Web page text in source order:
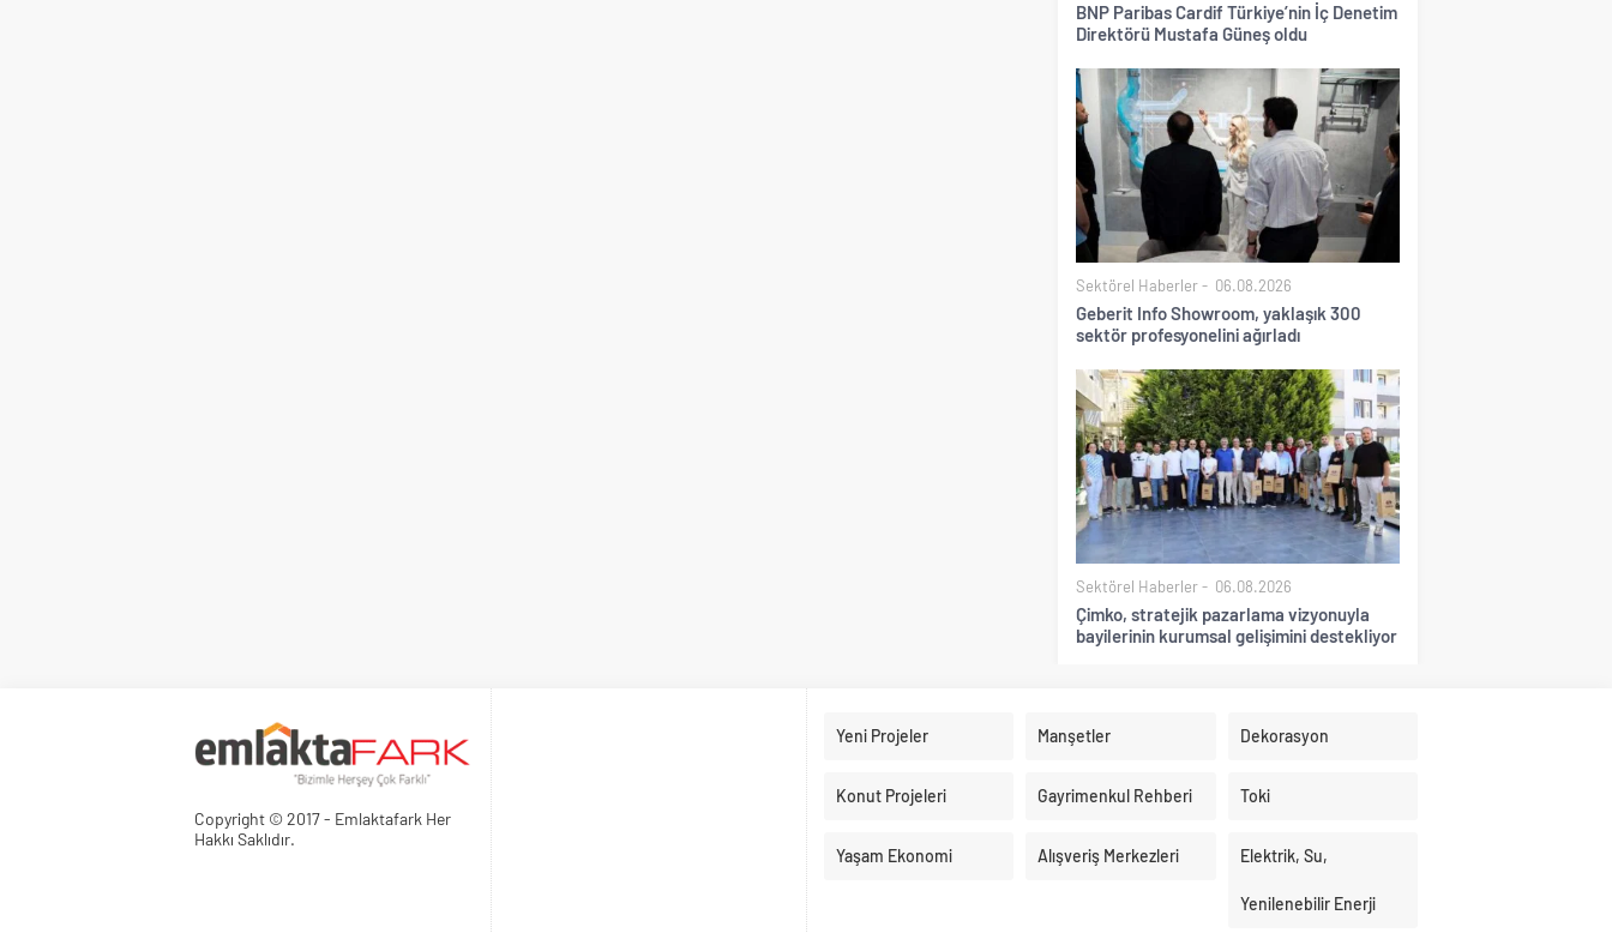
BNP Paribas Cardif Türkiye’nin İç Denetim
Direktörü Mustafa Güneş oldu
Sektörel Haberler 06.08.2026
Geberit Info Showroom, yaklaşık 300
sektör profesyonelini ağırladı
Sektörel Haberler 06.08.2026
Çimko, stratejik pazarlama vizyonuyla
bayilerinin kurumsal gelişimini destekliyor
Copyright © 2017 - Emlaktafark Her
Hakkı Saklıdır.
Yeni Projeler Manşetler Dekorasyon
Konut Projeleri Gayrimenkul Rehberi Toki
Yaşam Ekonomi Alışveriş Merkezleri Elektrik, Su,
Yenilenebilir Enerji